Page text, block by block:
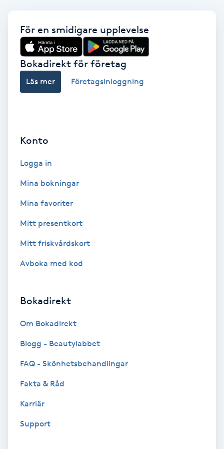
Balayage
Bambumassage
BIAB
Blowout
Brynformning
Brynplockning
Bröllopsuppsättning
Celluliter
Color correction
För en smidigare upplevelse
Bokadirekt för företag
Läs mer Företagsinloggning
Konto
Logga in
Mina bokningar
Mina favoriter
Mitt presentkort
Mitt friskvårdskort
Avboka med kod
Bokadirekt
Om Bokadirekt
Blogg - Beautylabbet
FAQ - Skönhetsbehandlingar
Fakta & Råd
Karriär
Support